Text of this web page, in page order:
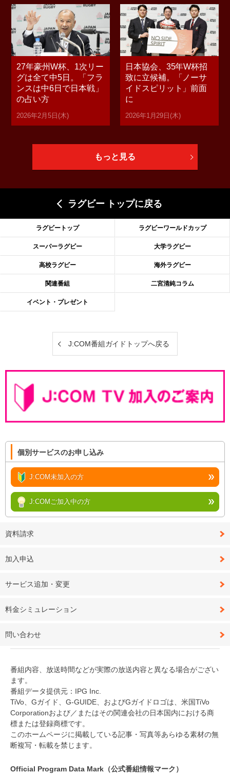
27年豪州W杯、1次リー
グは全て中5日。「フラ
ンスは中6日で日本戦」
の占い方
2026年2月5日(木)
日本協会、35年W杯招
致に立候補。「ノーサ
イドスピリット」前面
に
2026年1月29日(木)
もっと見る
ラグビー トップに戻る
ラグビートップ ラグビーワールドカップ
スーパーラグビー 大学ラグビー
高校ラグビー 海外ラグビー
関連番組 二宮清純コラム
イベント・プレゼント
J:COM番組ガイドトップへ戻る
個別サービスのお申し込み
J:COM未加入の方
J:COMご加入中の方
資料請求
加入申込
サービス追加・変更
料金シミュレーション
問い合わせ
番組内容、放送時間などが実際の放送内容と異なる場合がござい
ます。
番組データ提供元：IPG Inc.
TiVo、Gガイド、G-GUIDE、およびGガイドロゴは、米国TiVo
Corporationおよび／またはその関連会社の日本国内における商
標または登録商標です。
このホームページに掲載している記事・写真等あらゆる素材の無
断複写・転載を禁じます。
Official Program Data Mark（公式番組情報マーク）